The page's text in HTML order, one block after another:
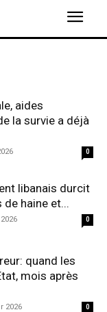
aides
la survie a déjà
0
libanais durcit
haine et...
0
quand les
mois après
2026 0